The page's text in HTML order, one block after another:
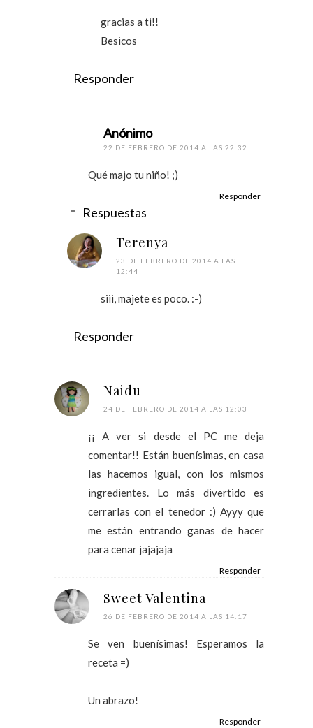
gracias a ti!!
Besicos
Responder
Anónimo
22 DE FEBRERO DE 2014 A LAS 22:32
Qué majo tu niño! ;)
Responder
Respuestas
Terenya
23 DE FEBRERO DE 2014 A LAS
12:44
siii, majete es poco. :-)
Responder
Naidu
24 DE FEBRERO DE 2014 A LAS 12:03
¡¡ A ver si desde el PC me deja
comentar!! Están buenísimas, en casa
las hacemos igual, con los mismos
ingredientes. Lo más divertido es
cerrarlas con el tenedor :) Ayyy que
me están entrando ganas de hacer
para cenar jajajaja
Responder
Sweet Valentina
26 DE FEBRERO DE 2014 A LAS 14:17
Se ven buenísimas! Esperamos la
receta =)
Un abrazo!
Responder